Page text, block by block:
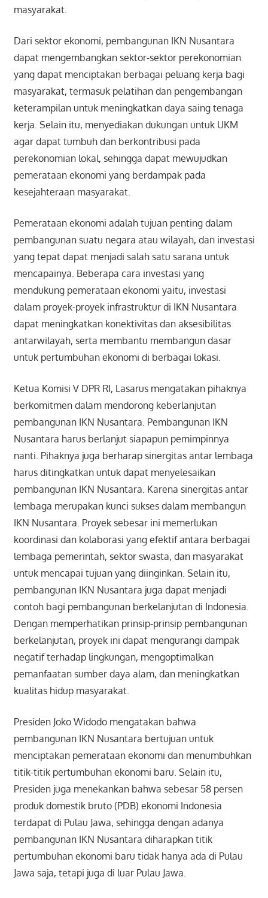
masyarakat.
Dari sektor ekonomi, pembangunan IKN Nusantara
dapat mengembangkan sektor-sektor perekonomian
yang dapat menciptakan berbagai peluang kerja bagi
masyarakat, termasuk pelatihan dan pengembangan
keterampilan untuk meningkatkan daya saing tenaga
kerja. Selain itu, menyediakan dukungan untuk UKM
agar dapat tumbuh dan berkontribusi pada
perekonomian lokal, sehingga dapat mewujudkan
pemerataan ekonomi yang berdampak pada
kesejahteraan masyarakat.
Pemerataan ekonomi adalah tujuan penting dalam
pembangunan suatu negara atau wilayah, dan investasi
yang tepat dapat menjadi salah satu sarana untuk
mencapainya. Beberapa cara investasi yang
mendukung pemerataan ekonomi yaitu, investasi
dalam proyek-proyek infrastruktur di IKN Nusantara
dapat meningkatkan konektivitas dan aksesibilitas
antarwilayah, serta membantu membangun dasar
untuk pertumbuhan ekonomi di berbagai lokasi.
Ketua Komisi V DPR RI, Lasarus mengatakan pihaknya
berkomitmen dalam mendorong keberlanjutan
pembangunan IKN Nusantara. Pembangunan IKN
Nusantara harus berlanjut siapapun pemimpinnya
nanti. Pihaknya juga berharap sinergitas antar lembaga
harus ditingkatkan untuk dapat menyelesaikan
pembangunan IKN Nusantara. Karena sinergitas antar
lembaga merupakan kunci sukses dalam membangun
IKN Nusantara. Proyek sebesar ini memerlukan
koordinasi dan kolaborasi yang efektif antara berbagai
lembaga pemerintah, sektor swasta, dan masyarakat
untuk mencapai tujuan yang diinginkan. Selain itu,
pembangunan IKN Nusantara juga dapat menjadi
contoh bagi pembangunan berkelanjutan di Indonesia.
Dengan memperhatikan prinsip-prinsip pembangunan
berkelanjutan, proyek ini dapat mengurangi dampak
negatif terhadap lingkungan, mengoptimalkan
pemanfaatan sumber daya alam, dan meningkatkan
kualitas hidup masyarakat.
Presiden Joko Widodo mengatakan bahwa
pembangunan IKN Nusantara bertujuan untuk
menciptakan pemerataan ekonomi dan menumbuhkan
titik-titik pertumbuhan ekonomi baru. Selain itu,
Presiden juga menekankan bahwa sebesar 58 persen
produk domestik bruto (PDB) ekonomi Indonesia
terdapat di Pulau Jawa, sehingga dengan adanya
pembangunan IKN Nusantara diharapkan titik
pertumbuhan ekonomi baru tidak hanya ada di Pulau
Jawa saja, tetapi juga di luar Pulau Jawa.